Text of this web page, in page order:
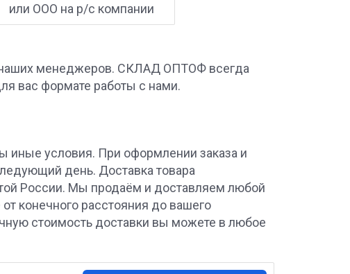
или ООО на р/с компании
наших менеджеров. СКЛАД ОПТОФ всегда
вас формате работы с нами.
иные условия. При оформлении заказа и
день. Доставка товара
России. Мы продаём и доставляем любой
конечного расстояния до вашего
стоимость доставки вы можете в любое